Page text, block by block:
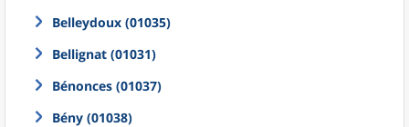
Belleydoux (01035)
Bellignat (01031)
Bénonces (01037)
Bény (01038)